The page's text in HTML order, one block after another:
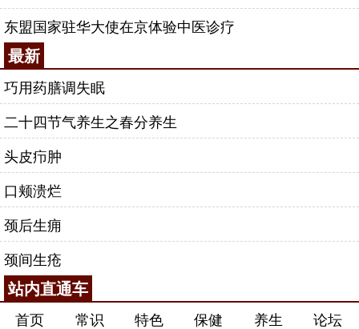
东盟国家驻华大使在京体验中医诊疗
最新
巧用药膳调失眠
二十四节气养生之春分养生
头皮疖肿
口颊溃烂
颈后生痈
颈间生疮
站内直通车
首页 常识 特色 保健 养生 论坛